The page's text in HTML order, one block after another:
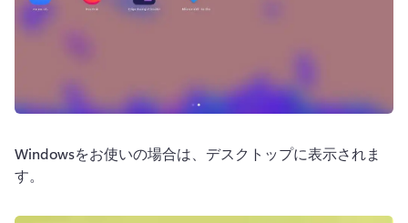
Windowsをお使いの場合は、デスクトップに表示されま
す。